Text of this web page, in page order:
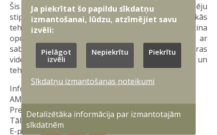
Šis ir būtisks solis Nacionālo bruņoto spēku spēju
stiprināšanā, jo tas ļauj attīstīt un pārbaudīt jaunākās
tehnoloģijas reālos apstākļos, kā arī veicina
operacionālo gatavību un uzlabo savietojamību ar
sabiedrotajiem. Vienlaikus testēšanas iespējas jūras
vidē paplašina Latvijas iespējas inovāciju un
tehnoloģiju jomā.
Informāciju sagatavoja:
AM Militāri publisko attiecību departamenta
Preses nodaļa
Tālrunis: 67335210
E-pasts:prese@mod.gov.lv
Ja piekrītat šo papildu sīkdatņu
izmantošanai, lūdzu, atzīmējiet savu
izvēli:
Pielāgot
izvēli
Nepiekrītu Piekrītu
Sīkdatņu izmantošanas noteikumi
Detalizētāka informācija par izmantotajām
sīkdatnēm